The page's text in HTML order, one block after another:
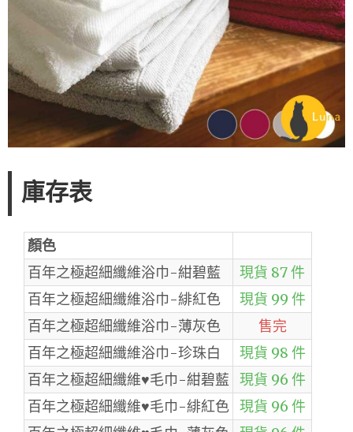
庫存表
顏色
百年之極超細纖維浴巾-紺碧藍
現貨 87 件
百年之極超細纖維浴巾-緋紅色
現貨 99 件
百年之極超細纖維浴巾-薄灰色
售完
百年之極超細纖維浴巾-珍珠白
現貨 98 件
百年之極超細纖維♥毛巾-紺碧藍
現貨 96 件
百年之極超細纖維♥毛巾-緋紅色 現貨 96 件